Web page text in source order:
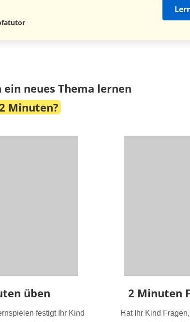
neues Thema lernen
Minuten?
üben
festigt Ihr Kind
2 Minuten
Hat Ihr Kind